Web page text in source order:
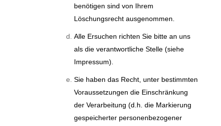
benötigen sind von Ihrem
Löschungsrecht ausgenommen.
Alle Ersuchen richten Sie bitte an uns
als die verantwortliche Stelle (siehe
Impressum).
Sie haben das Recht, unter bestimmten
Voraussetzungen die Einschränkung
der Verarbeitung (d.h. die Markierung
gespeicherter personenbezogener